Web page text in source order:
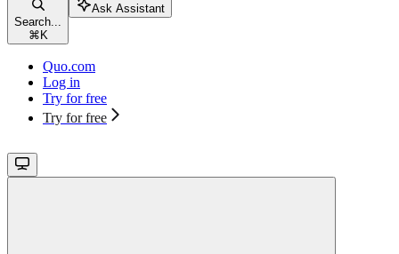
Search...
⌘ K
Ask Assistant
Quo.com
Log in
Try for free
Try for free